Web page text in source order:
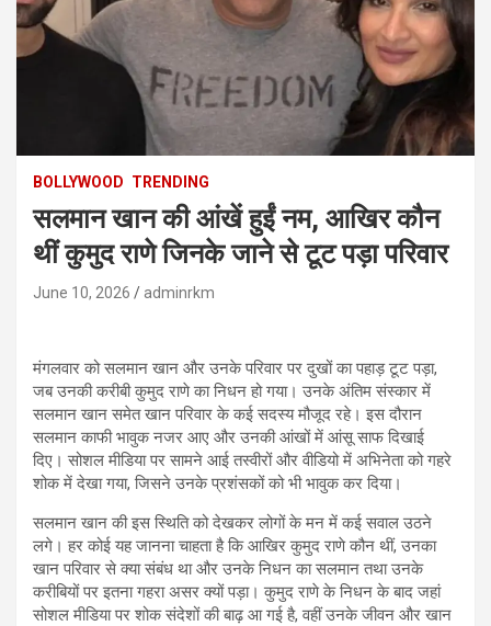
BOLLYWOOD TRENDING
सलमान खान की आंखें हुईं नम, आखिर कौन
थीं कुमुद राणे जिनके जाने से टूट पड़ा परिवार
June 10, 2026 adminrkm
मंगलवार को सलमान खान और उनके परिवार पर दुखों का पहाड़ टूट पड़ा,
जब उनकी करीबी कुमुद राणे का निधन हो गया। उनके अंतिम संस्कार में
सलमान खान समेत खान परिवार के कई सदस्य मौजूद रहे। इस दौरान
सलमान काफी भावुक नजर आए और उनकी आंखों में आंसू साफ दिखाई
दिए। सोशल मीडिया पर सामने आई तस्वीरों और वीडियो में अभिनेता को गहरे
शोक में देखा गया, जिसने उनके प्रशंसकों को भी भावुक कर दिया।
सलमान खान की इस स्थिति को देखकर लोगों के मन में कई सवाल उठने
लगे। हर कोई यह जानना चाहता है कि आखिर कुमुद राणे कौन थीं, उनका
खान परिवार से क्या संबंध था और उनके निधन का सलमान तथा उनके
करीबियों पर इतना गहरा असर क्यों पड़ा। कुमुद राणे के निधन के बाद जहां
सोशल मीडिया पर शोक संदेशों की बाढ़ आ गई है, वहीं उनके जीवन और खान